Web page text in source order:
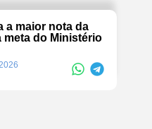
a maior nota da
meta do Ministério